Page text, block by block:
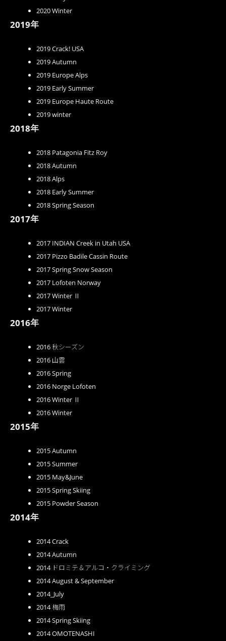
2020 Winter
2019年
2019 Crack! USA
2019 Autumn
2019 Europe Alps
2019 Early Summer
2019 Europe Haute Route
2019 winter
2018年
2018 Patagonia Fitz Roy
2018 Autumn
2018 Alps
2018 Early Summer
2018 Spring Season
2017年
2017 INDIAN Creek in Utah USA
2017 Pizzo Badile Cassin Route
2017 Spring Snow Season
2017 Lofoten Norway
2017 Winter Ⅱ
2017 Winter
2016年
2016 秋シーズン
2016 山雲
2016 Spring
2016 Norge Lofoten
2016 Winter Ⅱ
2016 Winter
2015年
2015 Autumn
2015 Summer
2015 May&June
2015 Spring Skiing
2015 Powder Season
2014年
2014 Crack
2014 Autumn
2014 ドロミテ＆アルコ・クライミング
2014 August & September
2014_July
2014 梅雨
2014 Spring Skiing
2014 OMOTENASHI